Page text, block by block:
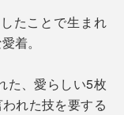
たことで生まれ
着。
た、愛らしい5枚
れた技を要する